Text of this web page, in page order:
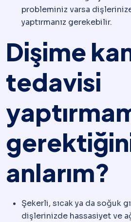
probleminiz varsa
yaptırmanız gerekebilir.
Dişime
tedavisi
anlarım?
Şekerli, sıcak ya da soğuk
dişlerinizde hassasiyet ve